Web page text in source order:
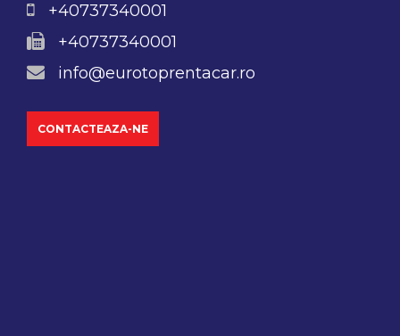
+40737340001
+40737340001
info@eurotoprentacar.ro
CONTACTEAZA-NE